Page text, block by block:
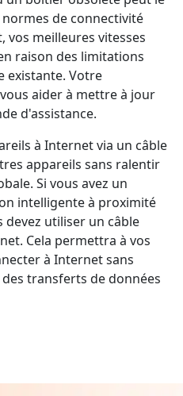
de connectivité
vos meilleures vitesses
raison des limitations
existante. Votre
aider à mettre à jour
d'assistance.
à Internet via un câble
appareils sans ralentir
Si vous avez un
intelligente à proximité
devez utiliser un câble
Cela permettra à vos
à Internet sans
transferts de données